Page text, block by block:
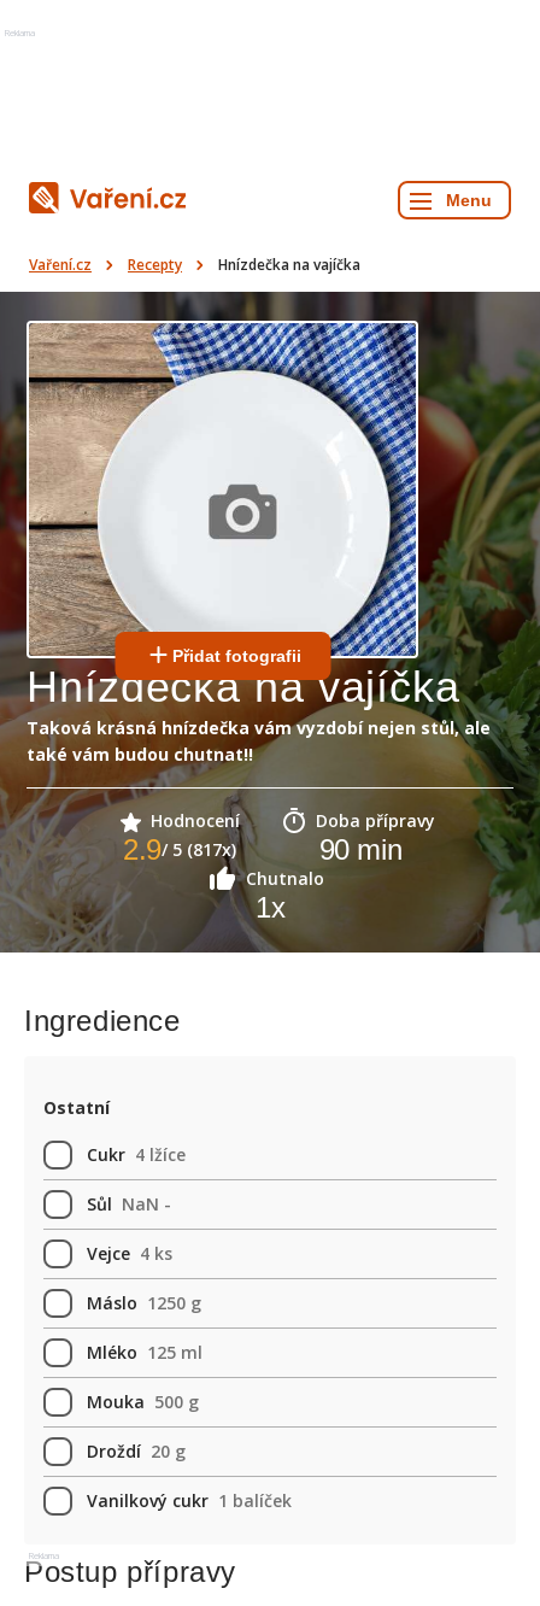
Reklama
Vaření.cz Recepty Hnízdečka na vajíčka
Přidat fotografii
Hnízdečka na vajíčka
Taková krásná hnízdečka vám vyzdobí nejen stůl, ale
také vám budou chutnat!!
Hodnocení
2.9/ 5 (817x)
Doba přípravy
90min
Chutnalo
1x
Ingredience
Ostatní
Cukr 4 lžíce
Sůl NaN -
Vejce 4 ks
Máslo 1250 g
Mléko 125 ml
Mouka 500 g
Droždí 20 g
Vanilkový cukr 1 balíček
Reklama
Postup přípravy